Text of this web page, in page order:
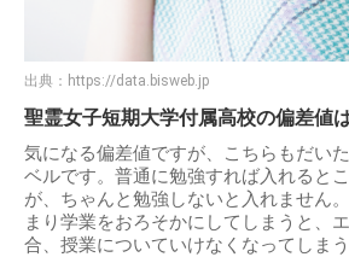
出典： https://data.bisweb.jp
聖霊女子短期大学付属高校の偏差値
気になる偏差値ですが、こちらもだい
ベルです。普通に勉強すれば入れると
が、ちゃんと勉強しないと入れません
まり学業をおろそかにしてしまうと、
合、授業についていけなくなってしま